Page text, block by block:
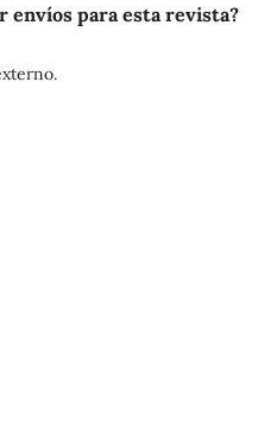
envíos para esta revista?